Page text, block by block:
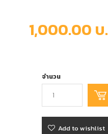
1,000.00 บ.
จำนวน
Add to wishlist